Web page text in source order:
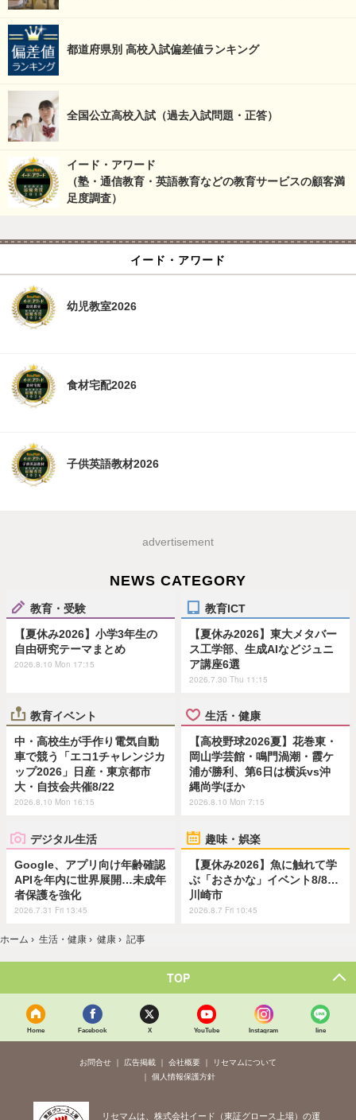
都道府県別 高校入試偏差値ランキング
全国公立高校入試（過去入試問題・正答）
イード・アワード
（塾・通信教育・英語教育などの教育サービスの顧客満
足度調査）
イード・アワード
幼児教室2026
食材宅配2026
子供英語教材2026
advertisement
NEWS CATEGORY
教育・受験
【夏休み2026】小学3年生の
自由研究テーマまとめ
2026.8.10 Mon 17:15
教育ICT
【夏休み2026】東大メタバー
ス工学部、生成AIなどジュニ
ア講座6選
2026.7.30 Thu 11:15
教育イベント
中・高校生が手作り電気自動
車で競う「エコ1チャレンジカ
ップ2026」日産・東京都市
大・自技会共催8/22
2026.8.10 Mon 16:15
生活・健康
【高校野球2026夏】花巻東・
岡山学芸館・鳴門渦潮・霞ケ
浦が勝利、第6日は横浜vs沖
縄尚学ほか
2026.8.10 Mon 7:15
デジタル生活
Google、アプリ向け年齢確認
APIを年内に世界展開…未成年
者保護を強化
2026.7.31 Fri 13:45
趣味・娯楽
【夏休み2026】魚に触れて学
ぶ「おさかな」イベント8/8…
川崎市
2026.8.7 Fri 10:45
ホーム › 生活・健康 › 健康 › 記事
TOP
Home Facebook X YouTube Instagram line
お問合せ 広告掲載 会社概要
リセマムについて
個人情報保護方針
リセマムは、株式会社イード（東証グロース上場）の運